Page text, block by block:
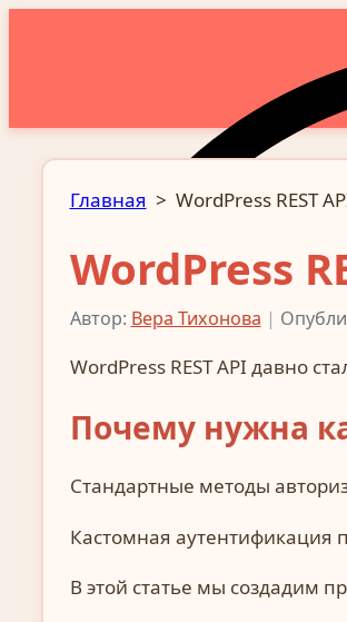
Главная > WordPress REST
WordPress
Автор: Вера Тихонова |
WordPress REST API давно
Почему нужна
Стандартные методы
Кастомная аутентификация
В этой статье мы создадим